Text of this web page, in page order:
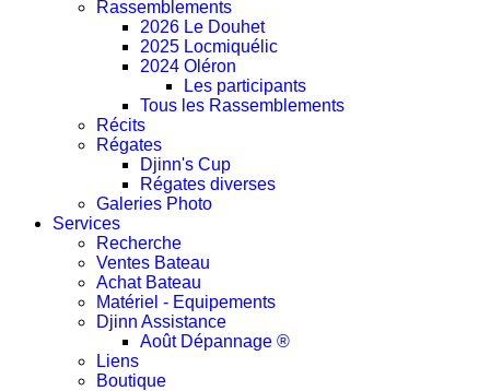
Rassemblements
2026 Le Douhet
2025 Locmiquélic
2024 Oléron
Les participants
Tous les Rassemblements
Récits
Régates
Djinn's Cup
Régates diverses
Galeries Photo
Services
Recherche
Ventes Bateau
Achat Bateau
Matériel - Equipements
Djinn Assistance
Août Dépannage ®
Liens
Boutique